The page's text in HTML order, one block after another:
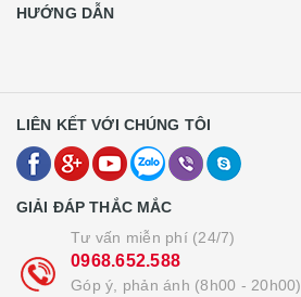
HƯỚNG DẪN
LIÊN KẾT VỚI CHÚNG TÔI
GIẢI ĐÁP THẮC MẮC
Tư vấn miễn phí (24/7)
0968.652.588
Góp ý, phản ánh (8h00 - 20h00)